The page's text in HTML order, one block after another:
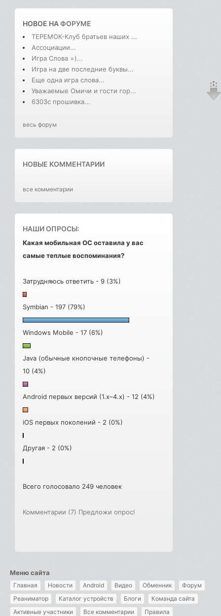
НОВОЕ НАФОРУМЕ
ТЕРЕМОК-Клуб братьев наших ...
Ассоциации...
Игра Слова =)...
Игра на две последние буквы...
Еще одна игра слова...
Уважаемые Омичи и гости гор...
6303с прошивка...
весь форум
НОВЫЕ КОММЕНТАРИИ
все комментарии
НАШИ ОПРОСЫ:
Какая мобильная ОС оставила у вас
самые теплые воспоминания?
Затрудняюсь ответить - 9 (3%)
Symbian - 197 (79%)
Windows Mobile - 17 (6%)
Java (обычные кнопочные телефоны) -
10 (4%)
Android первых версий (1.x–4.x) - 12 (4%)
iOS первых поколений - 2 (0%)
Другая - 2 (0%)
Всего голосовало 249 человек
Комментарии (7) Предложи опрос!
Меню сайта
Главная Новости Android Видео Обменник
Форум
Реаниматор
Каталог устройств Блоги
Команда сайта
Активные участники
Все комментарии Правила